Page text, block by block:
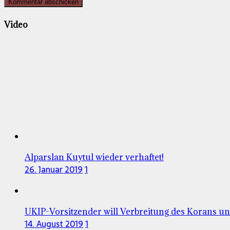
Video
Alparslan Kuytul wieder verhaftet!
26. Januar 20191
UKIP-Vorsitzender will Verbreitung des Korans
14. August 20191